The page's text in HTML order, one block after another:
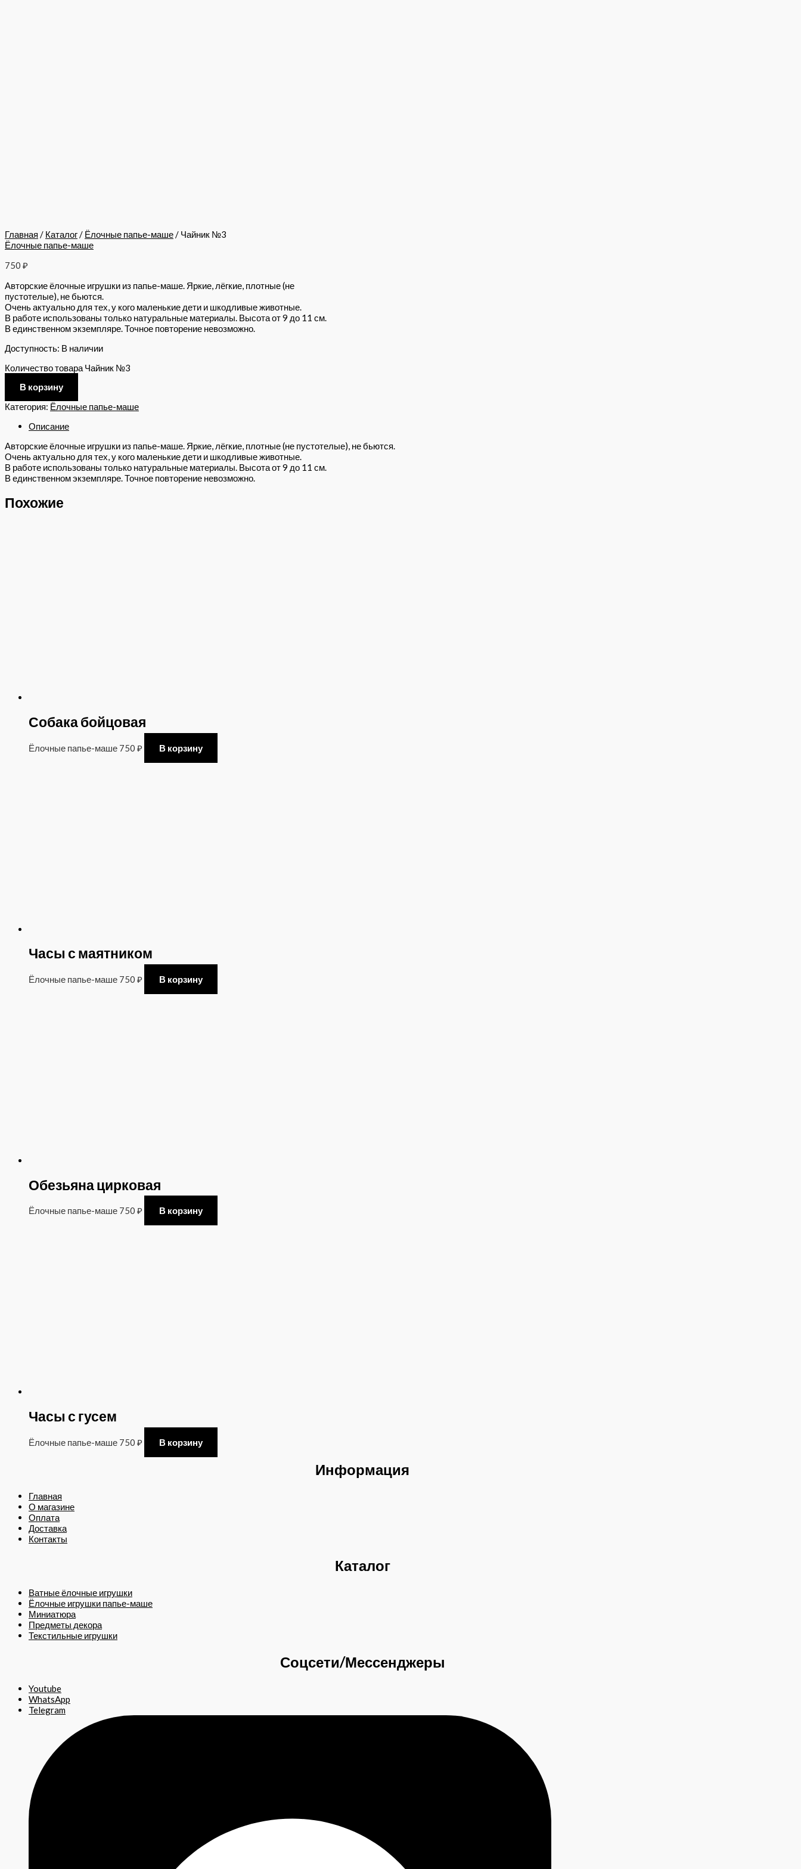
Главная / Каталог/ Ёлочные папье-маше/ Чайник №3
Ёлочные папье-маше
750 ₽
Авторские ёлочные игрушки из папье-маше. Яркие, лёгкие, плотные (не
пустотелые), не бьются.
Очень актуально для тех, у кого маленькие дети и шкодливые животные.
В работе использованы только натуральные материалы. Высота от 9 до 11 см.
В единственном экземпляре. Точное повторение невозможно.
Доступность: В наличии
Количество товара Чайник №3
В корзину
Категория: Ёлочные папье-маше
Описание
Авторские ёлочные игрушки из папье-маше. Яркие, лёгкие, плотные (не пустотелые), не бьются.
Очень актуально для тех, у кого маленькие дети и шкодливые животные.
В работе использованы только натуральные материалы. Высота от 9 до 11 см.
В единственном экземпляре. Точное повторение невозможно.
Похожие
Собака бойцовая
Ёлочные папье-маше 750 ₽ В корзину
Часы с маятником
Ёлочные папье-маше 750 ₽ В корзину
Обезьяна цирковая
Ёлочные папье-маше 750 ₽ В корзину
Часы с гусем
Ёлочные папье-маше 750 ₽ В корзину
Информация
Главная
О магазине
Оплата
Доставка
Контакты
Каталог
Ватные ёлочные игрушки
Ёлочные игрушки папье-маше
Миниатюра
Предметы декора
Текстильные игрушки
Соцсети/Мессенджеры
Youtube
WhatsApp
Telegram